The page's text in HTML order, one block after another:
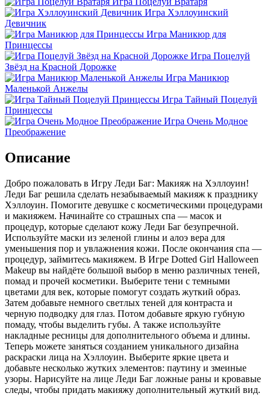
Игра Хэллоуинский
Девичник
Игра Маникюр для
Принцессы
Игра Поцелуй
Звёзд на Красной Дорожке
Игра Маникюр
Маленькой Анжелы
Игра Тайный Поцелуй
Принцессы
Игра Очень Модное
Преображение
Описание
Добро пожаловать в Игру Леди Баг: Макияж на Хэллоуин!
Леди Баг решила сделать незабываемый макияж к празднику
Хэллоуин. Помогите девушке с косметическими процедурами
и макияжем. Начинайте со страшных спа — масок и
процедур, которые сделают кожу Леди Баг безупречной.
Используйте маски из зеленой глины и алоэ вера для
уменьшения пор и увлажнения кожи. После окончания спа —
процедур, займитесь макияжем. В Игре Dotted Girl Halloween
Makeup вы найдёте большой выбор в меню различных теней,
помад и прочей косметики. Выберите тени с темными
цветами для век, которые помогут создать жуткий образ.
Затем добавьте немного светлых теней для контраста и
черную подводку для глаз. Потом добавьте яркую губную
помаду, чтобы выделить губы. А также используйте
накладные ресницы для дополнительного объема и длины.
Теперь можете заняться созданием уникального дизайна
раскраски лица на Хэллоуин. Выберите яркие цвета и
добавьте несколько жутких элементов: паутину и змеиные
узоры. Нарисуйте на лице Леди Баг ложные раны и кровавые
следы, чтобы придать макияжу дополнительный жуткий вид.